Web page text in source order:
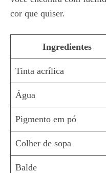
cor que quiser.
Ingredientes
Tinta acrílica
Água
Pigmento em pó
Colher de sopa
Balde